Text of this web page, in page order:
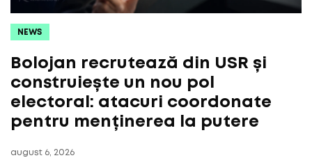
NEWS
Bolojan recrutează din USR și
construiește un nou pol
electoral: atacuri coordonate
pentru menținerea la putere
august 6, 2026